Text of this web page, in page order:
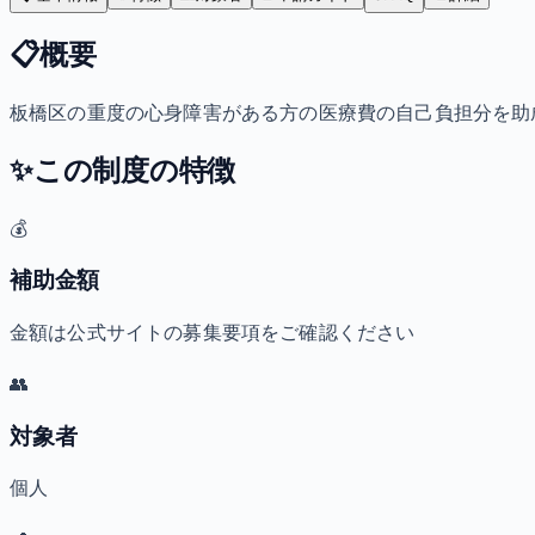
📋概要
板橋区の重度の心身障害がある方の医療費の自己負担分を助
✨この制度の特徴
💰
補助金額
金額は公式サイトの募集要項をご確認ください
👥
対象者
個人